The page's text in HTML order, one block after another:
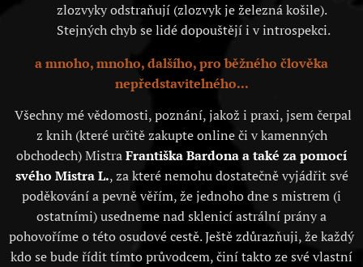
zlozvyky odstraňují (zlozvyk je železná košile).
Stejných chyb se lidé dopouštějí i v introspekci.
a mnoho, mnoho, dalšího, pro běžného člověka
nepředstavitelného...
Všechny mé vědomosti, poznání, jakož i praxi, jsem čerpal
z knih (které určitě zakupte online či v kamenných
obchodech) MistraFrantiška Bardona a také za pomocí
svého Mistra L., za které nemohu dostatečně vyjádřit své
poděkování a pevně věřím, že jednoho dne s mistrem (i
ostatními) usedneme nad sklenicí astrální prány a
pohovoříme o této osudové cestě. Ještě zdůrazňuji, že každý
kdo se bude řídit tímto průvodcem, činí takto ze své vlastní